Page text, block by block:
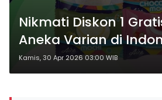
Nikmati Diskon 1
Aneka Varian di
Berlaku hingga 4
Kamis, 30 Apr 2026 03:00 WIB